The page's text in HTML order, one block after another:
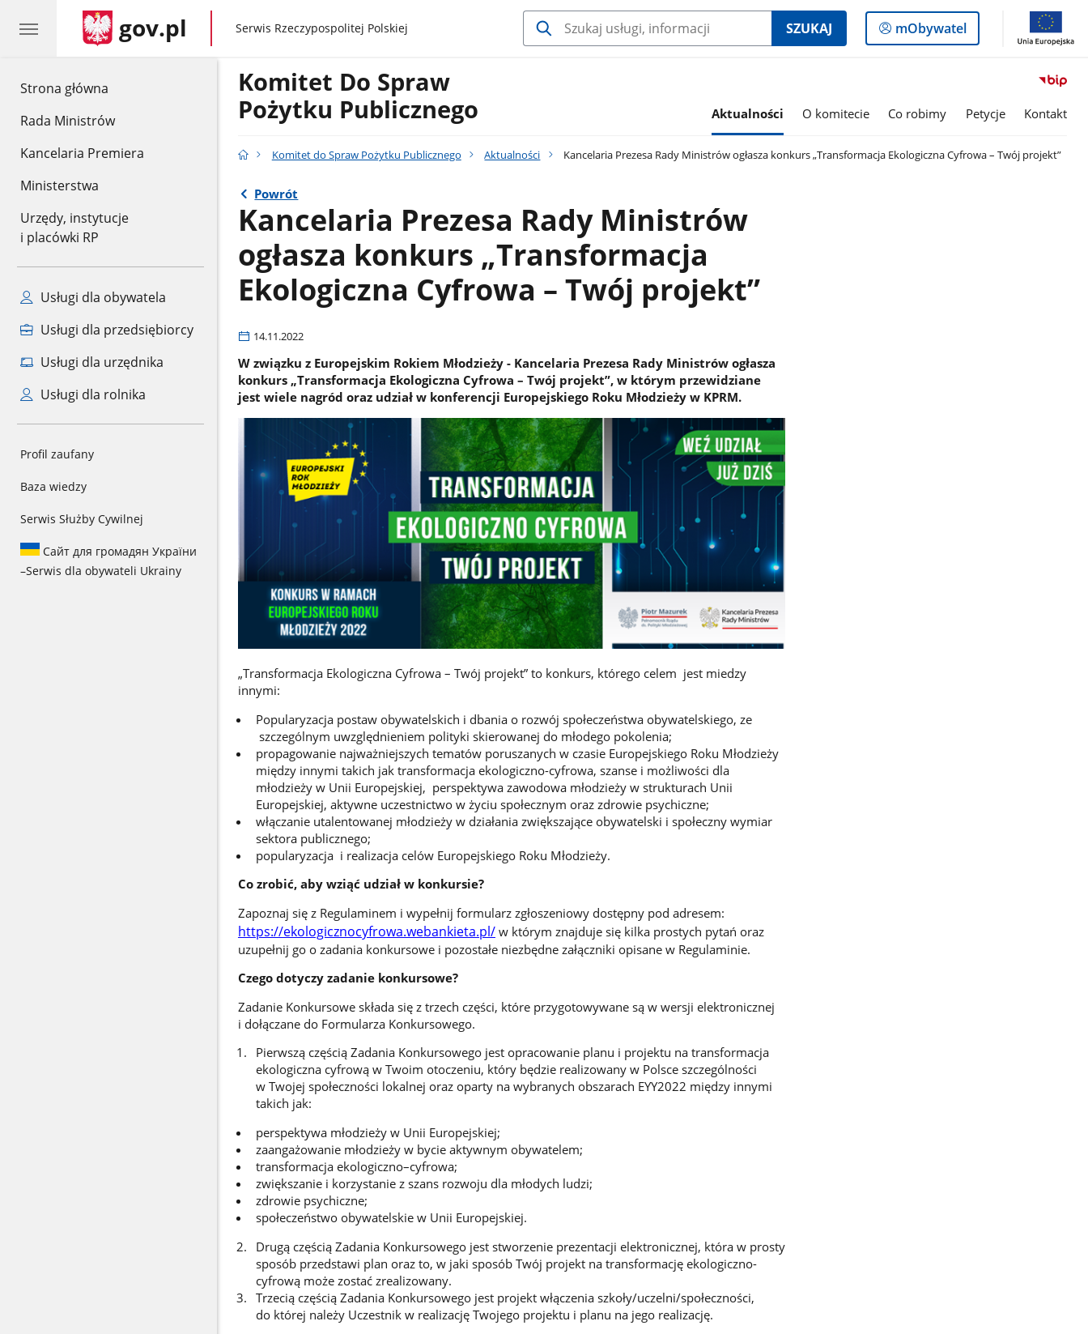
Strona główna
Rada Ministrów
Kancelaria Premiera
Ministerstwa
Urzędy, instytucje
i placówki RP
Usługi dla obywatela
Usługi dla przedsiębiorcy
Usługi dla urzędnika
Usługi dla rolnika
Profil zaufany
Baza wiedzy
Serwis Służby Cywilnej
Сайт для громадян України
–Serwis dla obywateli Ukrainy
gov.pl gov.pl
Serwis Rzeczypospolitej Polskiej SZUKAJ
Logowanie
do
mObywatel
Komitet Do Spraw
Pożytku Publicznego
Aktualności O komitecie Co robimy Petycje Kontakt
Komitet do Spraw Pożytku Publicznego Aktualności Kancelaria Prezesa Rady Ministrów ogłasza konkurs „Transformacja Ekologiczna Cyfrowa – Twój projekt”
Powrót
Kancelaria Prezesa Rady Ministrów
ogłasza konkurs „Transformacja
Ekologiczna Cyfrowa – Twój projekt”
14.11.2022
W związku z Europejskim Rokiem Młodzieży - Kancelaria Prezesa Rady Ministrów ogłasza
konkurs „Transformacja Ekologiczna Cyfrowa – Twój projekt”, w którym przewidziane
jest wiele nagród oraz udział w konferencji Europejskiego Roku Młodzieży w KPRM.
„Transformacja Ekologiczna Cyfrowa – Twój projekt” to konkurs, którego celem jest miedzy
innymi:
Popularyzacja postaw obywatelskich i dbania o rozwój społeczeństwa obywatelskiego, ze
szczególnym uwzględnieniem polityki skierowanej do młodego pokolenia;
propagowanie najważniejszych tematów poruszanych w czasie Europejskiego Roku Młodzieży
między innymi takich jak transformacja ekologiczno-cyfrowa, szanse i możliwości dla
młodzieży w Unii Europejskiej, perspektywa zawodowa młodzieży w strukturach Unii
Europejskiej, aktywne uczestnictwo w życiu społecznym oraz zdrowie psychiczne;
włączanie utalentowanej młodzieży w działania zwiększające obywatelski i społeczny wymiar
sektora publicznego;
popularyzacja i realizacja celów Europejskiego Roku Młodzieży.
Co zrobić, aby wziąć udział w konkursie?
Zapoznaj się z Regulaminem i wypełnij formularz zgłoszeniowy dostępny pod adresem:
https://ekologicznocyfrowa.webankieta.pl/ w którym znajduje się kilka prostych pytań oraz
uzupełnij go o zadania konkursowe i pozostałe niezbędne załączniki opisane w Regulaminie.
Czego dotyczy zadanie konkursowe?
Zadanie Konkursowe składa się z trzech części, które przygotowywane są w wersji elektronicznej
i dołączane do Formularza Konkursowego.
Pierwszą częścią Zadania Konkursowego jest opracowanie planu i projektu na transformacja
ekologiczna cyfrową w Twoim otoczeniu, który będzie realizowany w Polsce szczególności
w Twojej społeczności lokalnej oraz oparty na wybranych obszarach EYY2022 między innymi
takich jak:
perspektywa młodzieży w Unii Europejskiej;
zaangażowanie młodzieży w bycie aktywnym obywatelem;
transformacja ekologiczno–cyfrowa;
zwiększanie i korzystanie z szans rozwoju dla młodych ludzi;
zdrowie psychiczne;
społeczeństwo obywatelskie w Unii Europejskiej.
Drugą częścią Zadania Konkursowego jest stworzenie prezentacji elektronicznej, która w prosty
sposób przedstawi plan oraz to, w jaki sposób Twój projekt na transformację ekologiczno-
cyfrową może zostać zrealizowany.
Trzecią częścią Zadania Konkursowego jest projekt włączenia szkoły/uczelni/społeczności,
do której należy Uczestnik w realizację Twojego projektu i planu na jego realizację.